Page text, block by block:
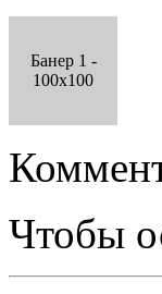
Банер 1 -
100x100
Чтобы